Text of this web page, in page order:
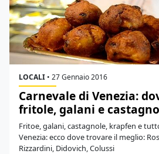
LOCALI • 27 Gennaio 2016
Carnevale di Venezia:
fritole, galani e
Fritoe, galani, castagnole, krapfen e
Venezia: ecco dove trovare il meglio:
Rizzardini, Didovich, Colussi